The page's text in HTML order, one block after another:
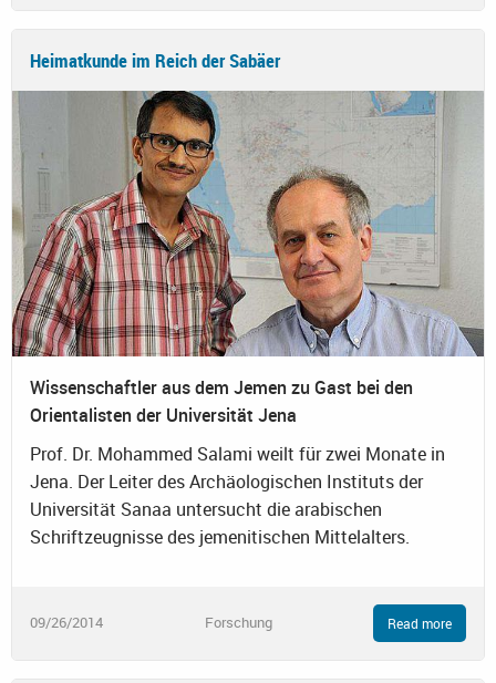
Heimatkunde im Reich der Sabäer
Wissenschaftler aus dem Jemen zu Gast bei den
Orientalisten der Universität Jena
Prof. Dr. Mohammed Salami weilt für zwei Monate in
Jena. Der Leiter des Archäologischen Instituts der
Universität Sanaa untersucht die arabischen
Schriftzeugnisse des jemenitischen Mittelalters.
09/26/2014 Forschung Read more